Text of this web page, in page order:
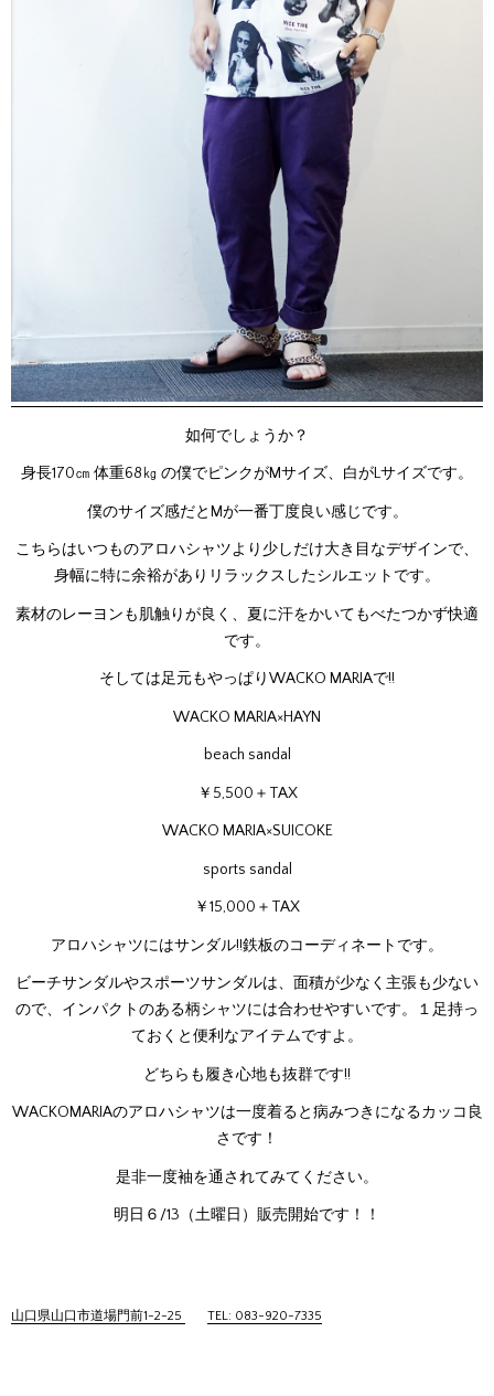
如何でしょうか？
身長170㎝ 体重68㎏ の僕でピンクがMサイズ、白がLサイズです。
僕のサイズ感だとMが一番丁度良い感じです。
こちらはいつものアロハシャツより少しだけ大き目なデザインで、
身幅に特に余裕がありリラックスしたシルエットです。
素材のレーヨンも肌触りが良く、夏に汗をかいてもべたつかず快適
です。
そしては足元もやっぱりWACKO MARIAで!!
WACKO MARIA×HAYN
beach sandal
￥5,500＋TAX
WACKO MARIA×SUICOKE
sports sandal
￥15,000＋TAX
アロハシャツにはサンダル!!鉄板のコーディネートです。
ビーチサンダルやスポーツサンダルは、面積が少なく主張も少ない
ので、インパクトのある柄シャツには合わせやすいです。１足持っ
ておくと便利なアイテムですよ。
どちらも履き心地も抜群です!!
WACKOMARIAのアロハシャツは一度着ると病みつきになるカッコ良
さです！
是非一度袖を通されてみてください。
明日６/13（土曜日）販売開始です！！
山口県山口市道場門前1-2-25 TEL: 083-920-7335